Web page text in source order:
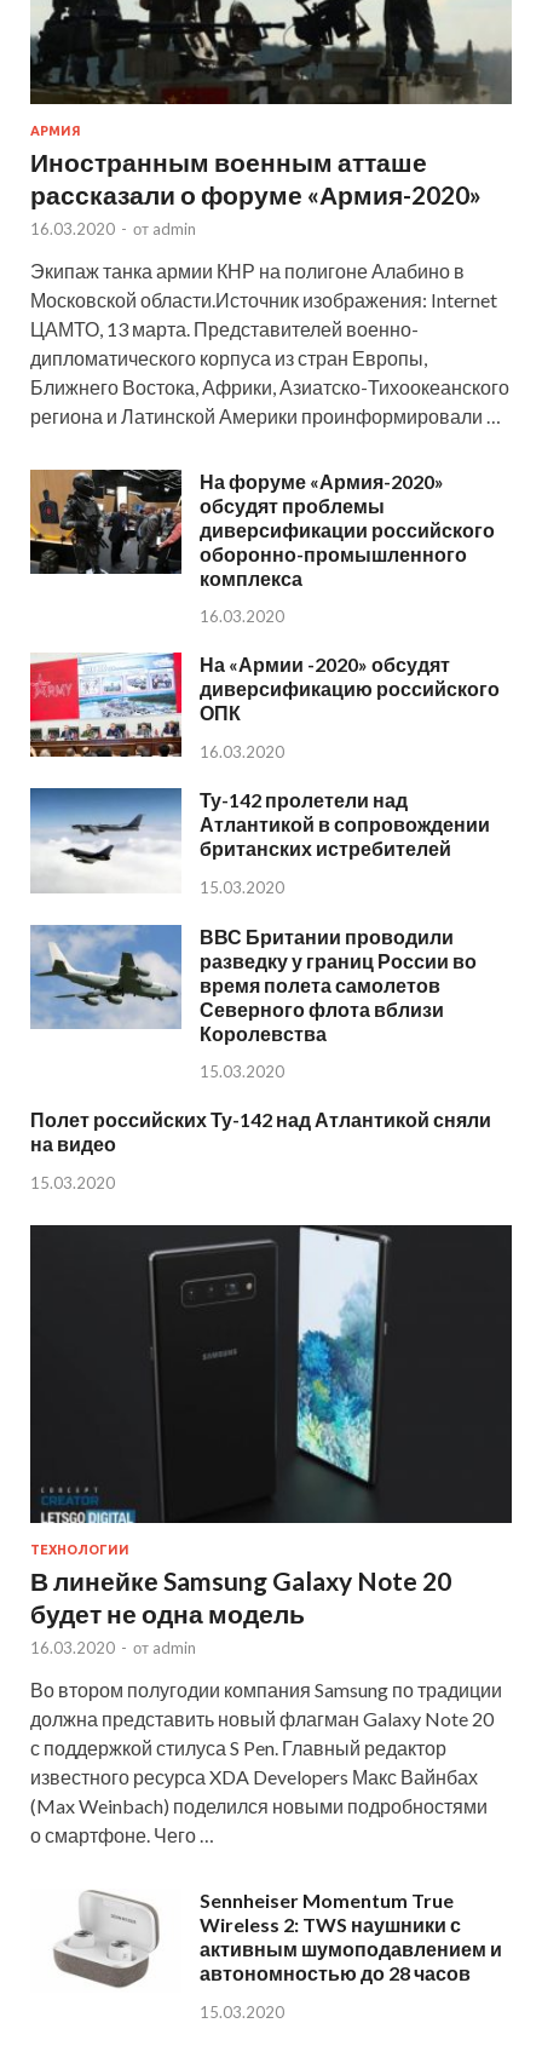
АРМИЯ
Иностранным военным атташе
рассказали о форуме «Армия-2020»
16.03.2020 - от admin
Экипаж танка армии КНР на полигоне Алабино в
Московской области.Источник изображения: Internet
ЦАМТО, 13 марта. Представителей военно-
дипломатического корпуса из стран Европы,
Ближнего Востока, Африки, Азиатско-Тихоокеанского
региона и Латинской Америки проинформировали …
На форуме «Армия-2020»
обсудят проблемы
диверсификации российского
оборонно-промышленного
комплекса
16.03.2020
На «Армии -2020» обсудят
диверсификацию российского
ОПК
16.03.2020
Ту-142 пролетели над
Атлантикой в сопровождении
британских истребителей
15.03.2020
ВВС Британии проводили
разведку у границ России во
время полета самолетов
Северного флота вблизи
Королевства
15.03.2020
Полет российских Ту-142 над Атлантикой сняли
на видео
15.03.2020
ТЕХНОЛОГИИ
В линейке Samsung Galaxy Note 20
будет не одна модель
16.03.2020 - от admin
Во втором полугодии компания Samsung по традиции
должна представить новый флагман Galaxy Note 20
с поддержкой стилуса S Pen. Главный редактор
известного ресурса XDA Developers Макс Вайнбах
(Max Weinbach) поделился новыми подробностями
о смартфоне. Чего …
Sennheiser Momentum True
Wireless 2: TWS наушники с
активным шумоподавлением и
автономностью до 28 часов
15.03.2020